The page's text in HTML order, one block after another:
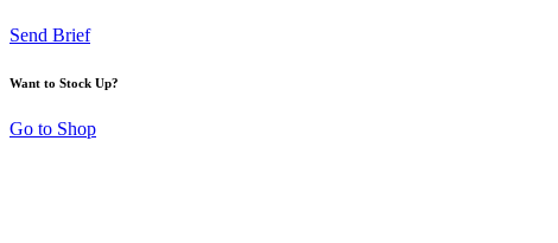
Send Brief
Want to Stock Up?
Go to Shop